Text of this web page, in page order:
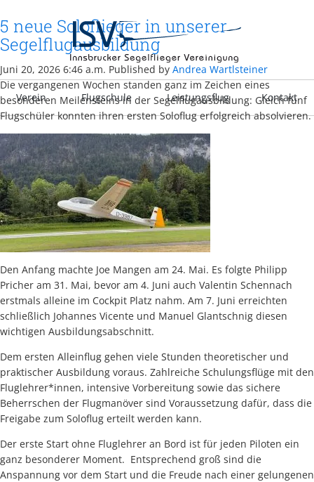
Verein Flugschule Leistungsflug Kontakt
5 neue Soloflieger in unserer
Segelflugausbildung
Juni 20, 2026 6:46 a.m. Published by Andrea Wartlsteiner
Die vergangenen Wochen standen ganz im Zeichen eines
besonderen Meilensteins in der Segelflugausbildung: Gleich fünf
Flugschüler konnten ihren ersten Soloflug erfolgreich absolvieren.
Den Anfang machte Joe Mangen am 24. Mai. Es folgte Philipp
Pricher am 31. Mai, bevor am 4. Juni auch Valentin Schennach
erstmals alleine im Cockpit Platz nahm. Am 7. Juni erreichten
schließlich Johannes Vicente und Manuel Glantschnig diesen
wichtigen Ausbildungsabschnitt.
Dem ersten Alleinflug gehen viele Stunden theoretischer und
praktischer Ausbildung voraus. Zahlreiche Schulungsflüge mit den
Fluglehrer*innen, intensive Vorbereitung sowie das sichere
Beherrschen der Flugmanöver sind Voraussetzung dafür, dass die
Freigabe zum Soloflug erteilt werden kann.
Der erste Start ohne Fluglehrer an Bord ist für jeden Piloten ein
ganz besonderer Moment. Entsprechend groß sind die
Anspannung vor dem Start und die Freude nach einer gelungenen